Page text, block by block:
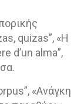
, quizas”, «Η
d’un alma”,
”, «Ανάγκη